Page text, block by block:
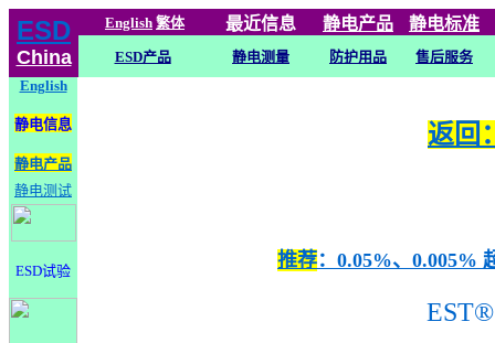
ESD
China
English 繁体 最近信息 静电产品 静电标准
ESD产品 静电测量 防护用品
售后服务
English
静电信息
静电产品
静电测试
ESD试验
返回
推荐：0.05%、0.005%
EST®